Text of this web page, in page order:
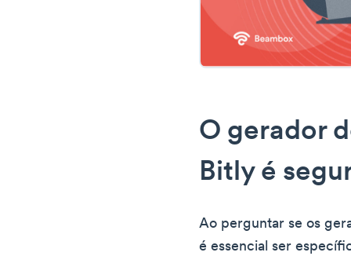
O gerador
Bitly é
Ao perguntar se os
é essencial ser